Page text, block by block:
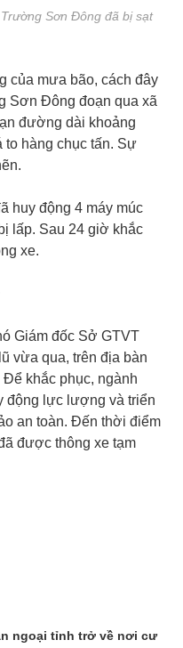
Sơn Đông đã bị sạt
của mưa bão, cách đây
Sơn Đông đoạn qua xã
đường dài khoảng
to hàng chục tấn. Sự
huy động 4 máy múc
lấp. Sau 24 giờ khắc
xe.
Giám đốc Sở GTVT
vừa qua, trên địa bàn
khắc phục, ngành
động lực lượng và triển
an toàn. Đến thời điểm
được thông xe tạm
ngoại tỉnh trở về nơi cư